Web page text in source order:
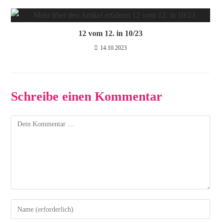
12 vom 12. in 10/23
14.10.2023
Schreibe einen Kommentar